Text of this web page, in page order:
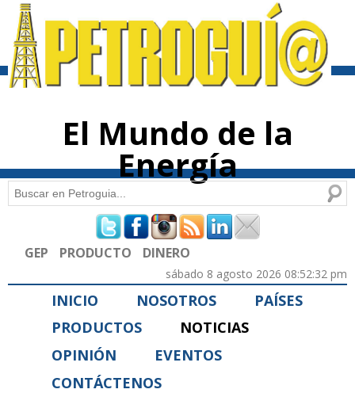
contenido
El Mundo de la
Energía
Formulario de búsqueda
Buscar
GEP PRODUCTO DINERO
sábado 8 agosto 2026 08:52:32 pm
INICIO NOSOTROS
PAÍSES
PRODUCTOS
NOTICIAS
OPINIÓN
EVENTOS
CONTÁCTENOS